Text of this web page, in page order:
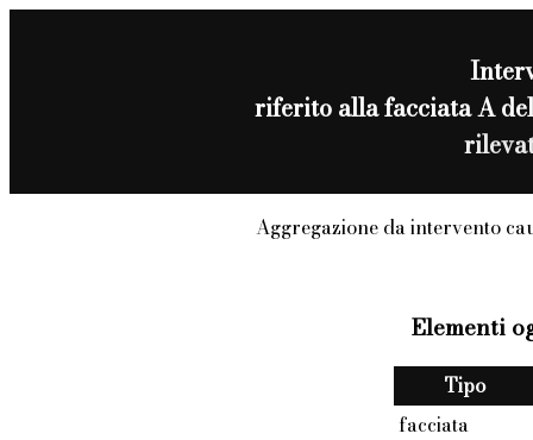
riferito alla facciata A
Aggregazione da intervento
Elementi
Tipo
facciata